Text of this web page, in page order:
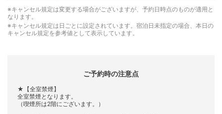
※キャンセル規定は変更する場合がございますが、予約日時点のものが適用と
なります。
※キャンセル規定は日ごとに設定されています。宿泊日未指定の場合、本日の
キャンセル規定を参考値として表示しています。
ご予約時の注意点
★【全室禁煙】
全室禁煙となります。
（喫煙所は2階にございます。）